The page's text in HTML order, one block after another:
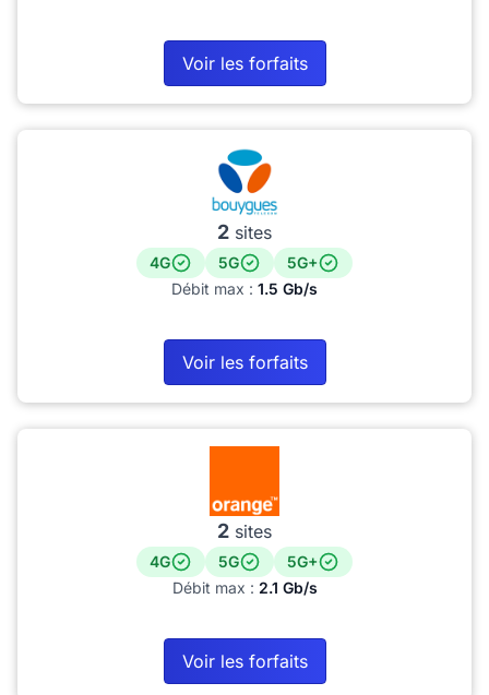
Voir les forfaits
2 sites
4G 5G
5G+
Débit max : 1.5 Gb/s
Voir les forfaits
2 sites
4G 5G
5G+
Débit max : 2.1 Gb/s
Voir les forfaits